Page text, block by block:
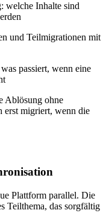
welche Inhalte sind
und Teilmigrationen mit
passiert, wenn eine
Ablösung ohne
erst migriert, wenn die
Plattform parallel. Die
Teilthema, das sorgfältig